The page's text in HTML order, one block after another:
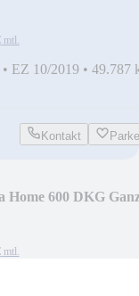
mtl.
• EZ 10/2019 • 49.787
Kontakt
Home 600 DKG
mtl.